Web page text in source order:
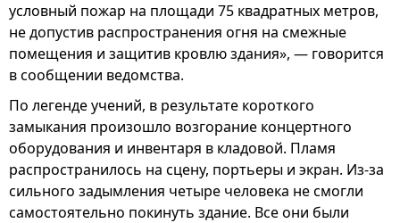
условный пожар на площади 75 квадратных метров,
не допустив распространения огня на смежные
помещения и защитив кровлю здания», — говорится
в сообщении ведомства.
По легенде учений, в результате короткого
замыкания произошло возгорание концертного
оборудования и инвентаря в кладовой. Пламя
распространилось на сцену, портьеры и экран. Из-за
сильного задымления четыре человека не смогли
самостоятельно покинуть здание. Все они были